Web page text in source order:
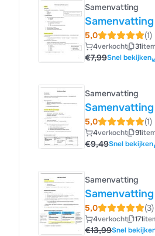
Samenvatting
5,0 (1)
4verkocht 31
€7,99Snel bekijken
Samenvatting
5,0 (1)
4verkocht 91
€9,49Snel bekijken
Samenvatting
5,0 (3)
4verkocht 171
€13,99Snel